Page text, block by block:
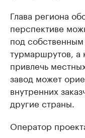
Глава региона
перспективе
под
турмаршрутов, а
привлечь
завод может
внутренних
другие страны.
Оператор